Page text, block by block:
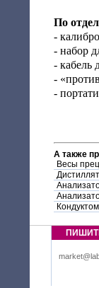
По
-
- набор
- кабель
-
-
А также
Весы